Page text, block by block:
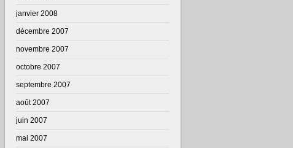
janvier 2008
décembre 2007
novembre 2007
octobre 2007
septembre 2007
août 2007
juin 2007
mai 2007